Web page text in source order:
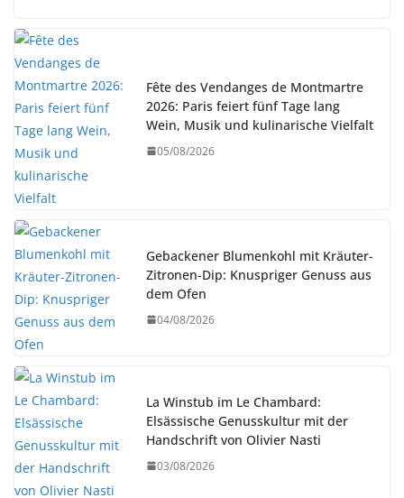
Fête des Vendanges de Montmartre
2026: Paris feiert fünf Tage lang
Wein, Musik und kulinarische Vielfalt
05/08/2026
Gebackener Blumenkohl mit Kräuter-
Zitronen-Dip: Knuspriger Genuss aus
dem Ofen
04/08/2026
La Winstub im Le Chambard:
Elsässische Genusskultur mit der
Handschrift von Olivier Nasti
03/08/2026